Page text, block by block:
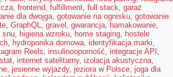
, frontend, fulfillment, full stack, garaż
dla dwojga, gotowanie na ognisku, gotowanie
, GraphQL, gravel , gwarancja, hamakowanie,
snu, higiena wzroku, home staging, hostele
, hydroponika domowa, identyfikacja marki,
Reels, insulinooporność, integracje API ,
, internet satelitarny, izolacja akustyczna,
, jesienne wyjazdy, jeziora w Polsce, joga dla